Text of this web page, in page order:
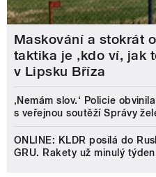
Maskování a stokrát
taktika je ‚kdo ví, jak
v Lipsku Bříza
‚Nemám slov.‘ Policie
s veřejnou soutěží Správy
ONLINE: KLDR posílá do
GRU. Rakety už minulý